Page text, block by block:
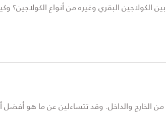
البقري وغيره من أنواع الكولاجين؟
والداخل. وقد تتساءلين عن ما هو أفضل